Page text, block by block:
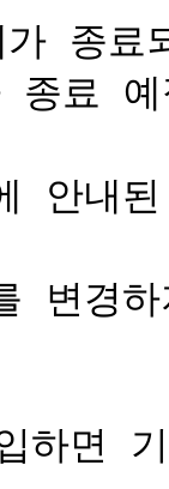
종
종료
내된
경하
하면